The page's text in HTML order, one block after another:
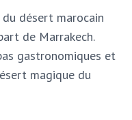
désert marocain
de Marrakech.
gastronomiques et
magique du